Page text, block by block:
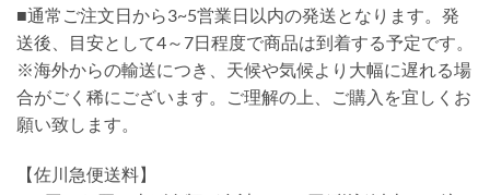
■通常ご注文日から3~5営業日以内の発送となります。発
送後、目安として4～7日程度で商品は到着する予定です。
※海外からの輸送につき、天候や気候より大幅に遅れる場
合がごく稀にございます。ご理解の上、ご購入を宜しくお
願い致します。
【佐川急便送料】